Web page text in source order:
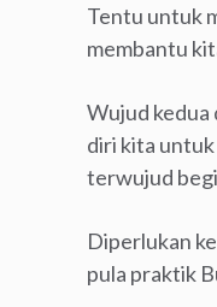
Tentu untuk
membantu
Wujud kedua
diri kita untuk
terwujud
Diperlukan
pula praktik